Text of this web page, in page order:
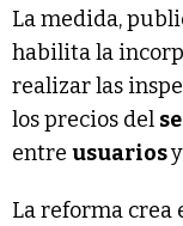
La medida,
habilita la
realizar las
los precios del
entre usuarios
La reforma crea